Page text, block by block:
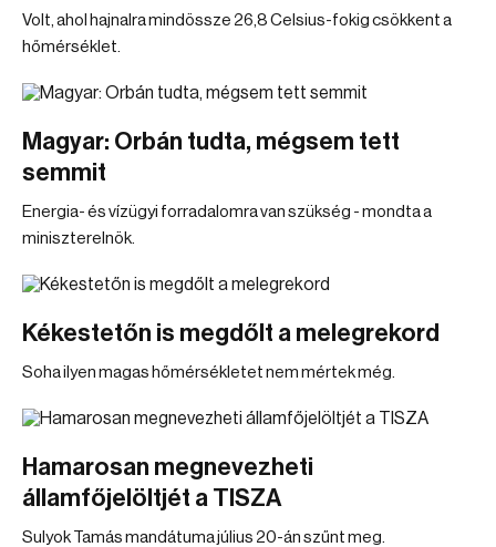
Volt, ahol hajnalra mindössze 26,8 Celsius-fokig csökkent a
hőmérséklet.
Magyar: Orbán tudta, mégsem tett
semmit
Energia- és vízügyi forradalomra van szükség - mondta a
miniszterelnök.
Kékestetőn is megdőlt a melegrekord
Soha ilyen magas hőmérsékletet nem mértek még.
Hamarosan megnevezheti
államfőjelöltjét a TISZA
Sulyok Tamás mandátuma július 20-án szűnt meg.